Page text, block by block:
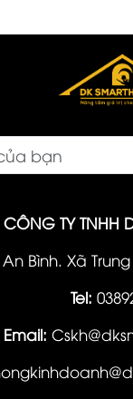
CÔNG TY TNHH
Bình. Xã
Tel:
Email: